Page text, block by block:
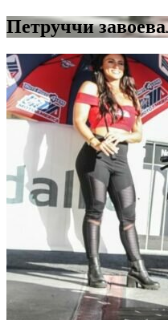
Петруччи